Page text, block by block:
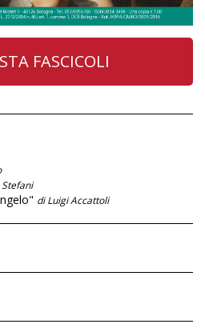
FASCICOLI
di Luigi Accattoli